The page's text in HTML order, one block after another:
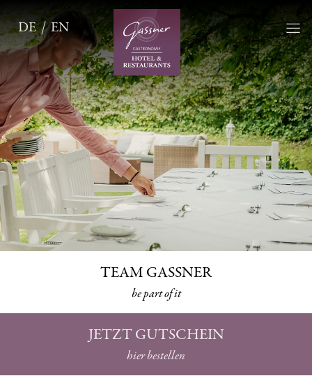
DE EN
TEAM GASSNER
be part of it
JETZT GUTSCHEIN
hier bestellen